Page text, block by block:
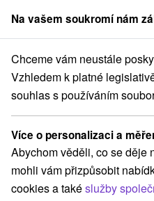
člen skupinySorger
pro seniory Stredné
Pobyty pro
Kategorie
Všechny kategorie
Pobyty
Pobyty pro seniory(3)
Na vašem soukromí nám
Chceme vám neustále
Vzhledem k platné
souhlas s používáním
Více o personalizaci a
Abychom věděli, co se děje
mohli vám přizpůsobit
cookies a takéslužby